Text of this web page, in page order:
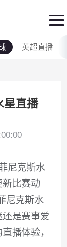
英超直播
星直播
尼克斯水
新比赛动
尼克斯水
是赛事爱
播体验，